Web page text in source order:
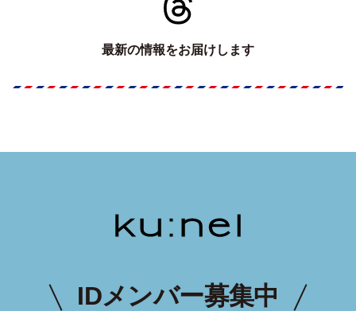
最新の情報をお届けします
IDメンバー募集中